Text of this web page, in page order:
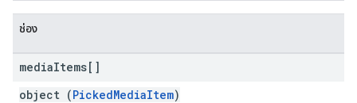
ช่อง
mediaItems[]
object (PickedMediaItem)